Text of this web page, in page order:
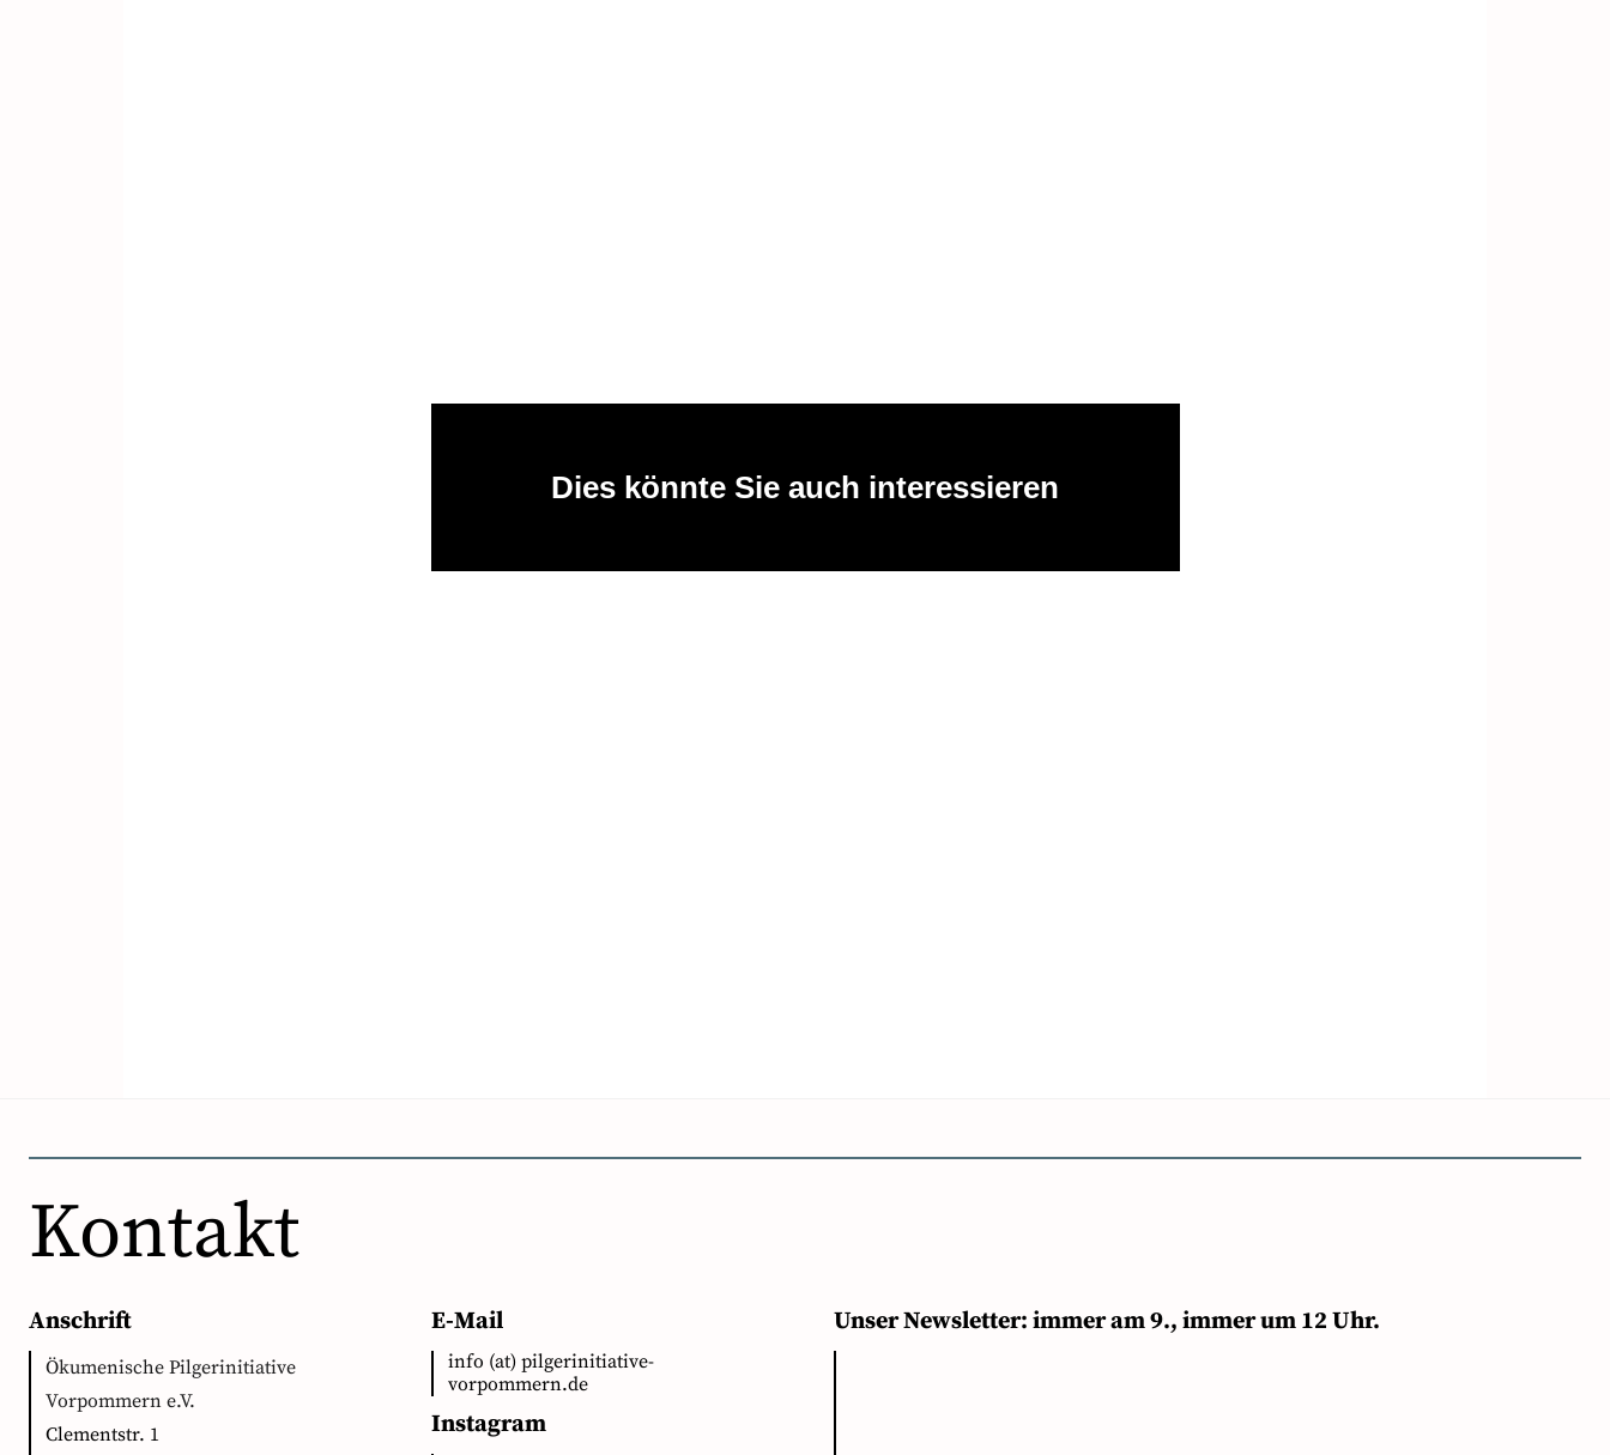
Dies könnte Sie auch interessieren
Kontakt
Anschrift
Ökumenische Pilgerinitiative
Vorpommern e.V.
Clementstr. 1
E-Mail
info (at) pilgerinitiative-
vorpommern.de
Instagram
Unser Newsletter: immer am 9., immer um 12 Uhr.